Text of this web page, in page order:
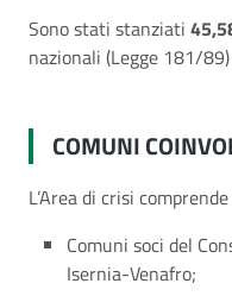
Sono stati stanziati
nazionali (Legge 181/
COMUNI
L’Area di crisi comprende
Comuni soci del
Isernia-Venafro;